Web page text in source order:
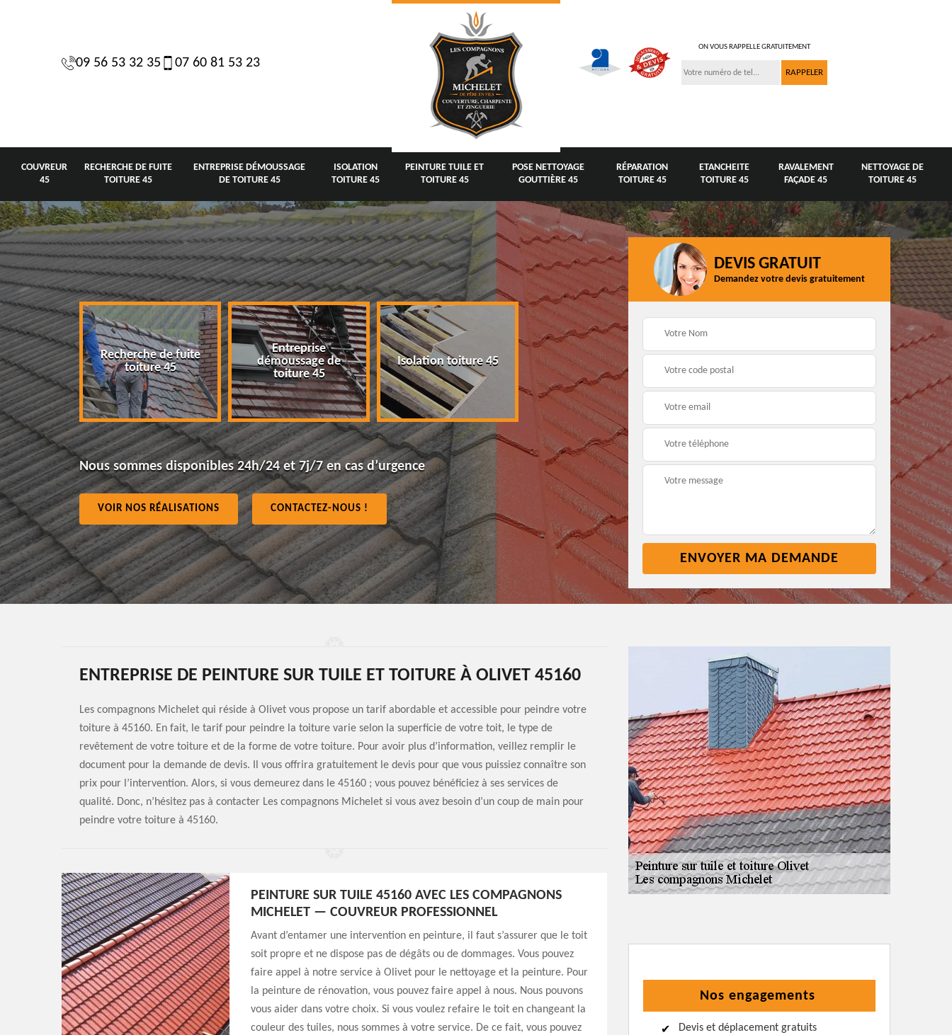
09 56 53 32 35 07 60 81 53 23
ON VOUS RAPPELLE GRATUITEMENT
COUVREUR
45
RECHERCHE DE FUITE
TOITURE 45
ENTREPRISE DÉMOUSSAGE
DE TOITURE 45
ISOLATION
TOITURE 45
PEINTURE TUILE ET
TOITURE 45
POSE NETTOYAGE
GOUTTIÈRE 45
RÉPARATION
TOITURE 45
ETANCHEITE
TOITURE 45
RAVALEMENT
FAÇADE 45
NETTOYAGE DE
TOITURE 45
45
Recherche de fuite
toiture 45
Entreprise
démoussage de
toiture 45
Isolation toiture 45
Peinture tuile et
toiture 45
Pose nettoyage
gouttière 45
Réparation toiture 45
Nous sommes disponibles 24h/24 et 7j/7 en cas d’urgence
VOIR NOS RÉALISATIONS CONTACTEZ-NOUS !
DEVIS GRATUIT
Demandez votre devis gratuitement
ENTREPRISE DE PEINTURE SUR TUILE ET TOITURE À OLIVET 45160
Les compagnons Michelet qui réside à Olivet vous propose un tarif abordable et accessible pour peindre votre
toiture à 45160. En fait, le tarif pour peindre la toiture varie selon la superficie de votre toit, le type de
revêtement de votre toiture et de la forme de votre toiture. Pour avoir plus d’information, veillez remplir le
document pour la demande de devis. Il vous offrira gratuitement le devis pour que vous puissiez connaître son
prix pour l’intervention. Alors, si vous demeurez dans le 45160 ; vous pouvez bénéficiez à ses services de
qualité. Donc, n’hésitez pas à contacter Les compagnons Michelet si vous avez besoin d’un coup de main pour
peindre votre toiture à 45160.
PEINTURE SUR TUILE 45160 AVEC LES COMPAGNONS
MICHELET — COUVREUR PROFESSIONNEL
Avant d’entamer une intervention en peinture, il faut s’assurer que le toit
soit propre et ne dispose pas de dégâts ou de dommages. Vous pouvez
faire appel à notre service à Olivet pour le nettoyage et la peinture. Pour
la peinture de rénovation, vous pouvez faire appel à nous. Nous pouvons
vous aider dans votre choix. Si vous voulez refaire le toit en changeant la
couleur des tuiles, nous sommes à votre service. De ce fait, vous pouvez
Nos engagements
Devis et déplacement gratuits